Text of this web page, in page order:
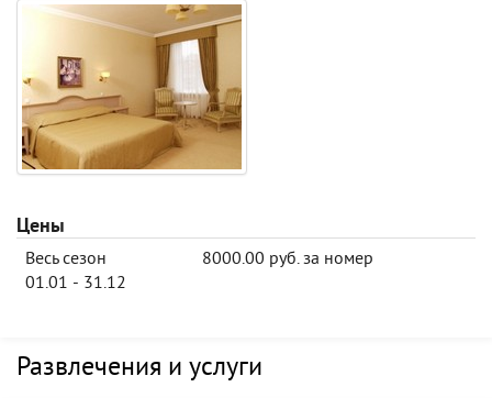
Цены
Весь сезон
01.01 - 31.12
8000.00 руб. за номер
Развлечения и услуги